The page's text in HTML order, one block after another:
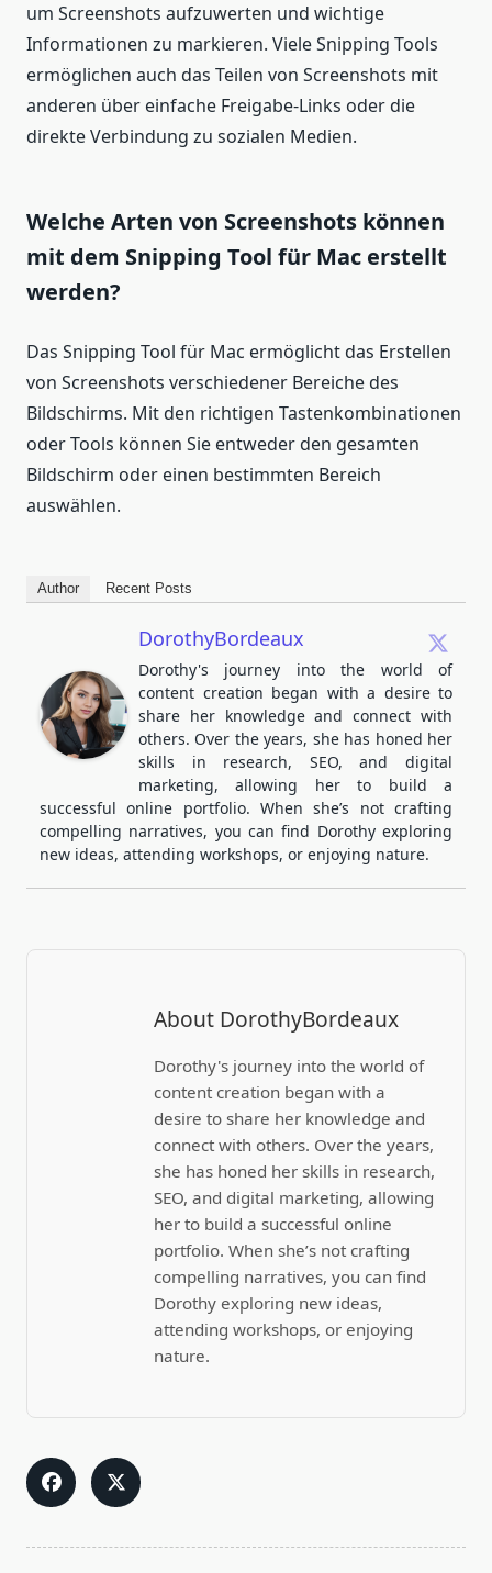
um Screenshots aufzuwerten und wichtige
Informationen zu markieren. Viele Snipping Tools
ermöglichen auch das Teilen von Screenshots mit
anderen über einfache Freigabe-Links oder die
direkte Verbindung zu sozialen Medien.
Welche Arten von Screenshots können
mit dem Snipping Tool für Mac erstellt
werden?
Das Snipping Tool für Mac ermöglicht das Erstellen
von Screenshots verschiedener Bereiche des
Bildschirms. Mit den richtigen Tastenkombinationen
oder Tools können Sie entweder den gesamten
Bildschirm oder einen bestimmten Bereich
auswählen.
Author Recent Posts
DorothyBordeaux
Dorothy's journey into the world of
content creation began with a desire to
share her knowledge and connect with
others. Over the years, she has honed her
skills in research, SEO, and digital
marketing, allowing her to build a
successful online portfolio. When she’s not crafting
compelling narratives, you can find Dorothy exploring
new ideas, attending workshops, or enjoying nature.
About DorothyBordeaux
Dorothy's journey into the world of
content creation began with a
desire to share her knowledge and
connect with others. Over the years,
she has honed her skills in research,
SEO, and digital marketing, allowing
her to build a successful online
portfolio. When she’s not crafting
compelling narratives, you can find
Dorothy exploring new ideas,
attending workshops, or enjoying
nature.